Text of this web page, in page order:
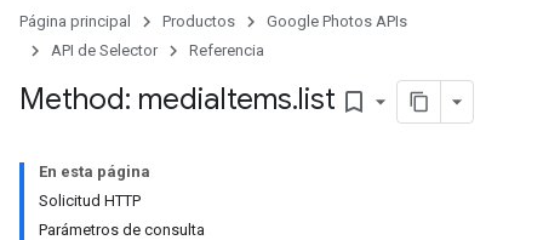
Página principal Productos
Google Photos APIs
API de Selector
Referencia
Method: mediaItems.list bookmark_border
En esta página
Solicitud HTTP
Parámetros de consulta